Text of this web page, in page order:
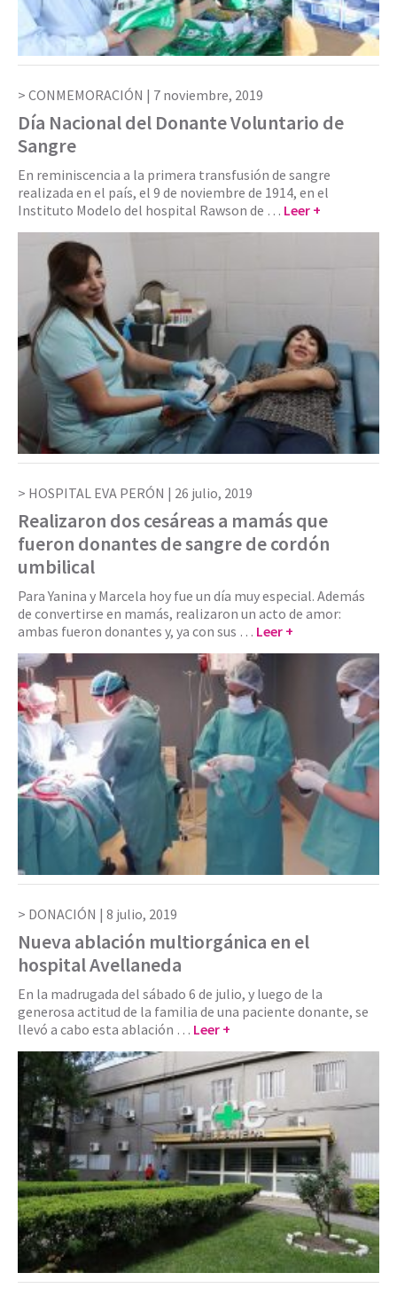
CONMEMORACIÓN | 7 noviembre, 2019
Día Nacional del Donante Voluntario de
Sangre
En reminiscencia a la primera transfusión de sangre
realizada en el país, el 9 de noviembre de 1914, en el
Instituto Modelo del hospital Rawson de … Leer +
HOSPITAL EVA PERÓN | 26 julio, 2019
Realizaron dos cesáreas a mamás que
fueron donantes de sangre de cordón
umbilical
Para Yanina y Marcela hoy fue un día muy especial. Además
de convertirse en mamás, realizaron un acto de amor:
ambas fueron donantes y, ya con sus … Leer +
DONACIÓN | 8 julio, 2019
Nueva ablación multiorgánica en el
hospital Avellaneda
En la madrugada del sábado 6 de julio, y luego de la
generosa actitud de la familia de una paciente donante, se
llevó a cabo esta ablación … Leer +